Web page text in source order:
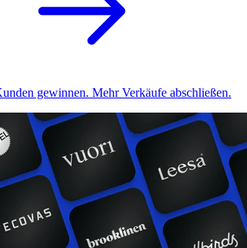
gewinnen. Mehr Verkäufe abschließen.